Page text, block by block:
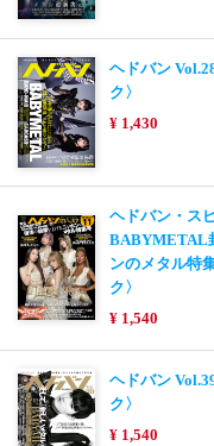
ヘドバン
ク〉
¥ 1,430
ヘドバン・ス
BABYMETAL
ンのメタル特
ク〉
¥ 1,540
ヘドバン
ク〉
¥ 1,540